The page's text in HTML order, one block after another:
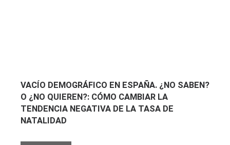
VACÍO DEMOGRÁFICO EN ESPAÑA. ¿NO SABEN?
O ¿NO QUIEREN?: CÓMO CAMBIAR LA
TENDENCIA NEGATIVA DE LA TASA DE
NATALIDAD